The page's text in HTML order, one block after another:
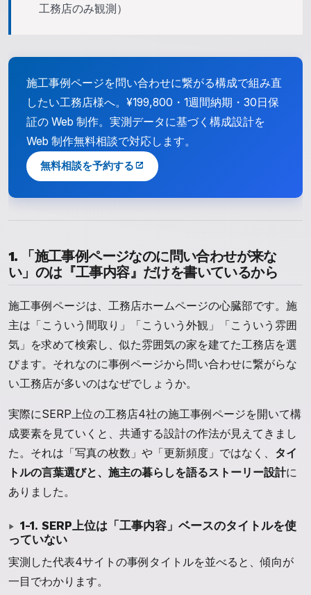
工務店のみ観測）
施工事例ページを問い合わせに繋がる構成で組み直
したい工務店様へ。¥199,800・1週間納期・30日保
証の Web 制作。実測データに基づく構成設計を
Web 制作無料相談で対応します。
無料相談を予約する
1. 「施工事例ページなのに問い合わせが来な
い」のは『工事内容』だけを書いているから
施工事例ページは、工務店ホームページの心臓部です。施
主は「こういう間取り」「こういう外観」「こういう雰囲
気」を求めて検索し、似た雰囲気の家を建てた工務店を選
びます。それなのに事例ページから問い合わせに繋がらな
い工務店が多いのはなぜでしょうか。
実際にSERP上位の工務店4社の施工事例ページを開いて構
成要素を見ていくと、共通する設計の作法が見えてきまし
た。それは「写真の枚数」や「更新頻度」ではなく、 タイ
トルの言葉選びと、施主の暮らしを語るストーリー設計に
ありました。
1-1. SERP上位は「工事内容」ベースのタイトルを使
っていない
実測した代表4サイトの事例タイトルを並べると、傾向が
一目でわかります。